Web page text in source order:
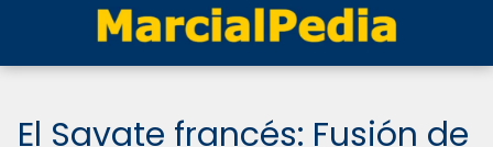
El Savate francés: Fusión de